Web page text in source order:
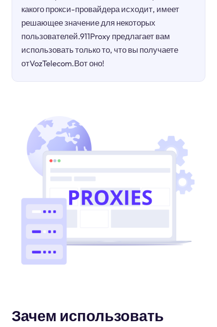
какого прокси-провайдера исходит, имеет
решающее значение для некоторых
пользователей.911Proxy предлагает вам
использовать только то, что вы получаете
отVozTelecom.Вот оно!
Зачем использовать